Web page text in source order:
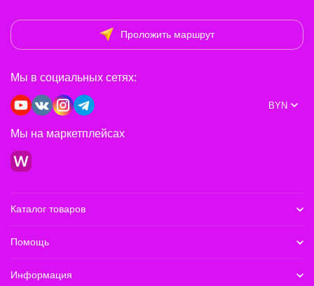
Проложить маршрут
Мы в социальных сетях:
Мы на маркетплейсах
BYN
Каталог товаров
Помощь
Информация